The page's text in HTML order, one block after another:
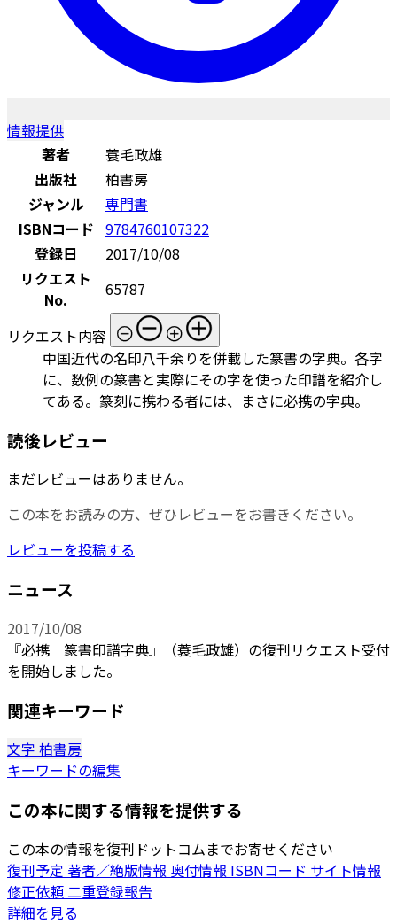
情報提供
著者
蓑毛政雄
出版社
柏書房
ジャンル
専門書
ISBNコード 9784760107322
登録日
2017/10/08
リクエスト
No.
65787
リクエスト内容
中国近代の名印八千余りを併載した篆書の字典。各字
に、数例の篆書と実際にその字を使った印譜を紹介し
てある。篆刻に携わる者には、まさに必携の字典。
読後レビュー
まだレビューはありません。
この本をお読みの方、ぜひレビューをお書きください。
レビューを投稿する
ニュース
2017/10/08
『必携 篆書印譜字典』（蓑毛政雄）の復刊リクエスト受付
を開始しました。
関連キーワード
文字 柏書房
キーワードの編集
この本に関する情報を提供する
この本の情報を復刊ドットコムまでお寄せください
復刊予定 著者／絶版情報 奥付情報 ISBNコード サイト情報
修正依頼 二重登録報告
詳細を見る